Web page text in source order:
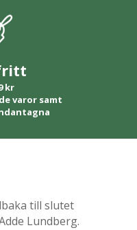
kr
varor samt
till slutet
Lundberg.